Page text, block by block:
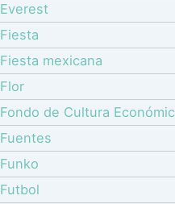
Everest
Fiesta
Fiesta mexicana
Flor
Fondo de Cultura
Fuentes
Funko
Futbol